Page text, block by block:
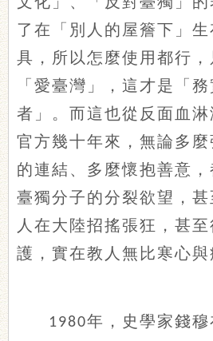
了在「別人的屋簷下」
具，所以怎麼使用都行
「愛臺灣」，這才是「
者」。而這也從反面血
官方幾十年來，無論多
的連結、多麼懷抱善意
臺獨分子的分裂欲望，
人在大陸招搖張狂，甚
護，實在教人無比寒心與
1980年，史學家錢